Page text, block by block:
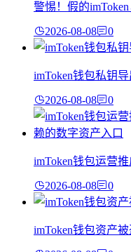
警惕！假的
2026-08-08 0
imToken钱包私钥
2026-08-08 0
imToken钱包运营
2026-08-08 0
imToken钱包资产